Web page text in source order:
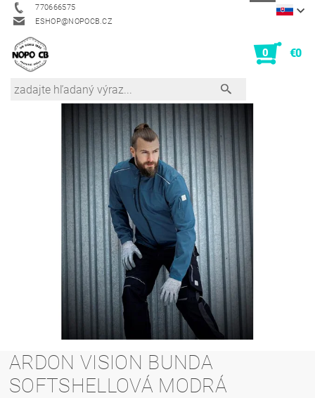
770666575
ESHOP@NOPOCB.CZ
0 €0
ARDON VISION BUNDA
SOFTSHELLOVÁ MODRÁ